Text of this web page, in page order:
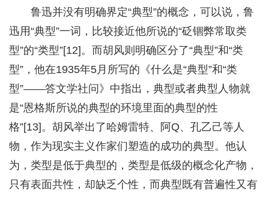
鲁迅并没有明确界定“典型”的概念，可以说，鲁
迅用“典型”一词，比较接近他所说的“砭锢弊常取类
型”的“类型”[12]。而胡风则明确区分了“典型”和“类
型”，他在1935年5月所写的《什么是“典型”和“类
型”——答文学社问》中指出，典型或者典型人物就
是“恩格斯所说的典型的环境里面的典型的性
格”[13]。胡风举出了哈姆雷特、阿Q、孔乙己等人
物，作为现实主义作家们塑造的成功的典型。他认
为，类型是低于典型的，类型是低级的概念化产物，
只有表面共性，却缺乏个性，而典型既有普遍性又有